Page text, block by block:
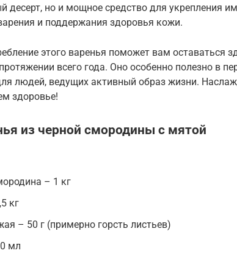
десерт, но и мощное средство для укрепления
и поддержания здоровья кожи.
этого варенья поможет вам оставаться
всего года. Оно особенно полезно в
людей, ведущих активный образ жизни.
здоровье!
из черной смородины с мятой
– 1 кг
кг
– 50 г (примерно горсть листьев)
мл